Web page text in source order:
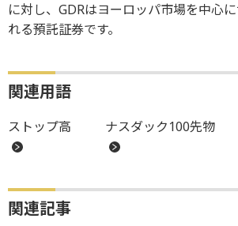
に対し、GDRはヨーロッパ市場を中心
れる預託証券です。
関連用語
ストップ高 ナスダック100先物
関連記事